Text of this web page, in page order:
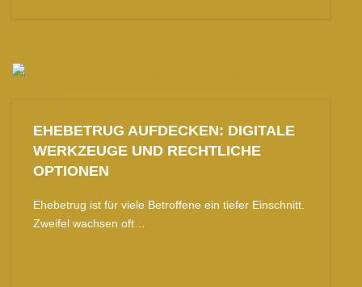
EHEBETRUG AUFDECKEN: DIGITALE
WERKZEUGE UND RECHTLICHE
OPTIONEN
Ehebetrug ist für viele Betroffene ein tiefer Einschnitt.
Zweifel wachsen oft…